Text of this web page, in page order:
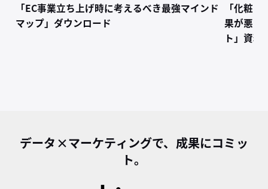
「EC事業立ち上げ時に考えるべき最強マインド
マップ」ダウンロード
「化粧
果が悪い
ト」資料
データ×マーケティングで、成果にコミッ
ト。